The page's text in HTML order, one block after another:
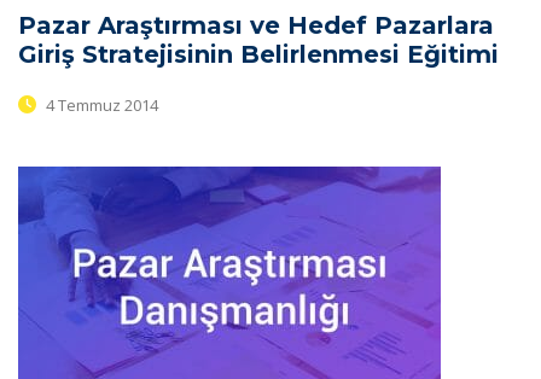
Pazar Araştırması ve Hedef Pazarlara
Giriş Stratejisinin Belirlenmesi Eğitimi
4 Temmuz 2014